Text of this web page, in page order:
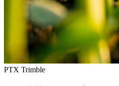
PTX Trimble